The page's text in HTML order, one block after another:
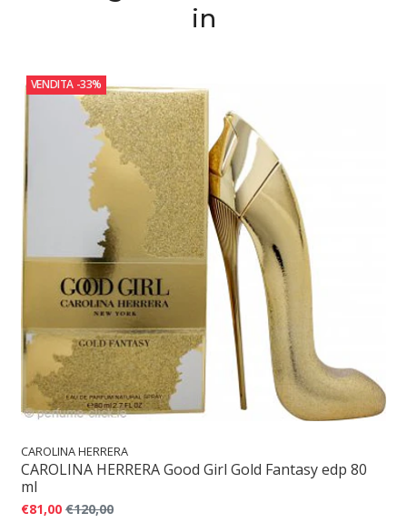
in
VENDITA -33%
CAROLINA HERRERA
CAROLINA HERRERA Good Girl Gold Fantasy edp 80
ml
€81,00 €120,00